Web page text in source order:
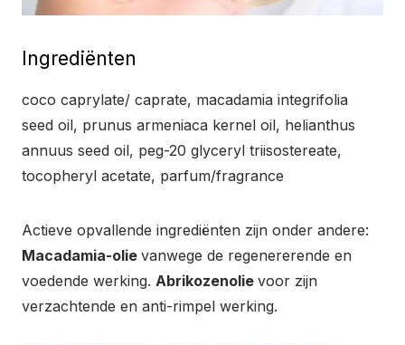
Ingrediënten
coco caprylate/ caprate, macadamia integrifolia
seed oil, prunus armeniaca kernel oil, helianthus
annuus seed oil, peg-20 glyceryl triisostereate,
tocopheryl acetate, parfum/fragrance
Actieve opvallende ingrediënten zijn onder andere:
Macadamia-olie vanwege de regenererende en
voedende werking. Abrikozenolie voor zijn
verzachtende en anti-rimpel werking.